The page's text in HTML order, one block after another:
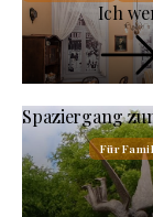
Ich
Spaziergang
Für